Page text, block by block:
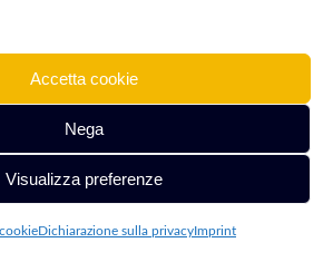
Accetta cookie
Nega
Visualizza preferenze
Dichiarazione sulla privacyImprint